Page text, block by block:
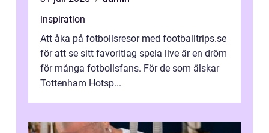
inspiration
Att åka på fotbollsresor med footballtrips.se
för att se sitt favoritlag spela live är en dröm
för många fotbollsfans. För de som älskar
Tottenham Hotsp...